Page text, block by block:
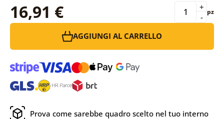
16,91 € -
+ pz
AGGIUNGI AL CARRELLO
Prova come sarebbe quadro scelto nel tuo interno